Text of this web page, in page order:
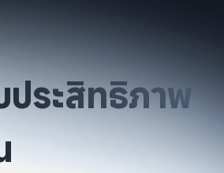
ประสิทธิภาพ